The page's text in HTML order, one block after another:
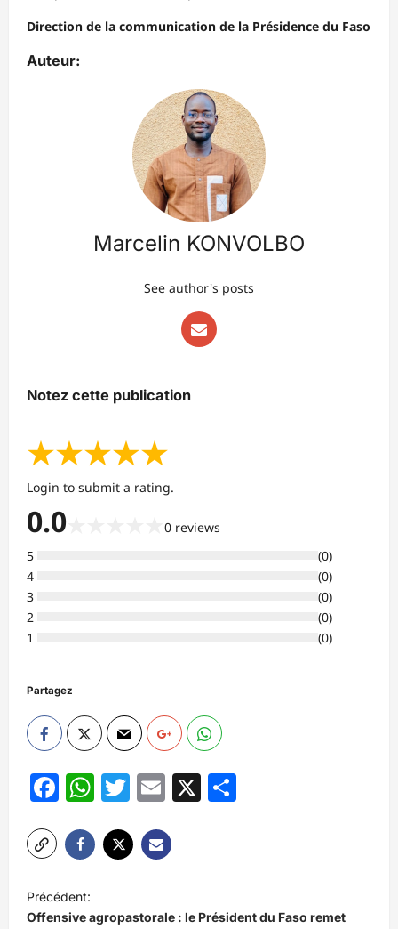
Direction de la communication de la Présidence du Faso
Auteur:
Marcelin KONVOLBO
See author's posts
Notez cette publication
★★★★★
Login to submit a rating.
0.0 0 reviews
5
(0)
4
(0)
3
(0)
2
(0)
1
(0)
Partagez
Facebook
WhatsApp
Twitter
Email
X
N
a
Précédent:
Offensive agropastorale : le Président du Faso remet